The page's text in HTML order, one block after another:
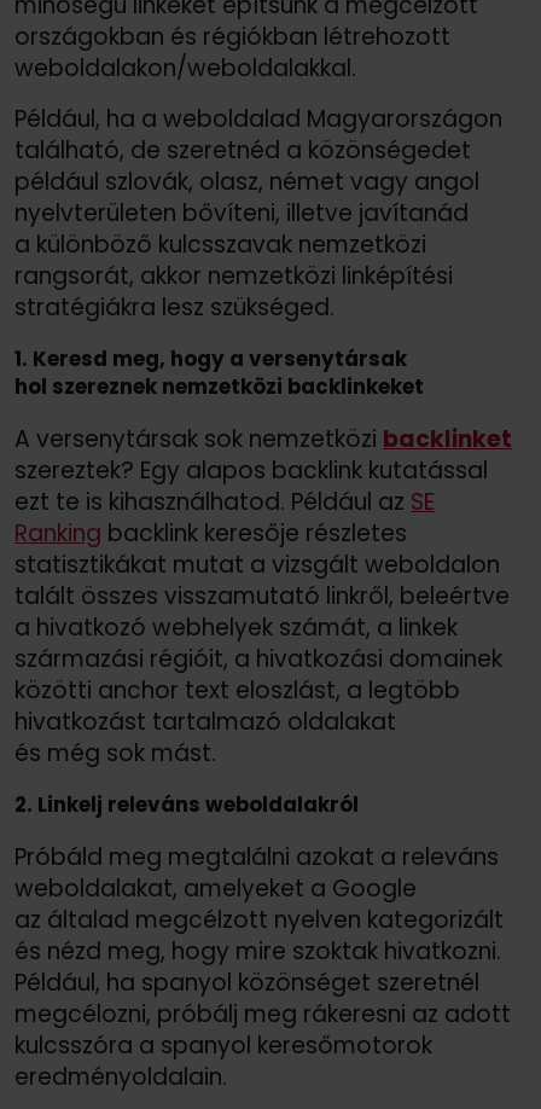
országokban és régiókban létrehozott
weboldalakon/weboldalakkal.
Például, ha a weboldalad Magyarországon
található, de szeretnéd a közönségedet
például szlovák, olasz, német vagy angol
nyelvterületen bővíteni, illetve javítanád
a különböző kulcsszavak nemzetközi
rangsorát, akkor nemzetközi linképítési
stratégiákra lesz szükséged.
1. Keresd meg, hogy a versenytársak
hol szereznek nemzetközi backlinkeket
A versenytársak sok nemzetközi backlinket
szereztek? Egy alapos backlink kutatással
ezt te is kihasználhatod. Például az SE
Ranking backlink keresője részletes
statisztikákat mutat a vizsgált weboldalon
talált összes visszamutató linkről, beleértve
a hivatkozó webhelyek számát, a linkek
származási régióit, a hivatkozási domainek
közötti anchor text eloszlást, a legtöbb
hivatkozást tartalmazó oldalakat
és még sok mást.
2. Linkelj releváns weboldalakról
Próbáld meg megtalálni azokat a releváns
weboldalakat, amelyeket a Google
az általad megcélzott nyelven kategorizált
és nézd meg, hogy mire szoktak hivatkozni.
Például, ha spanyol közönséget szeretnél
megcélozni, próbálj meg rákeresni az adott
kulcsszóra a spanyol keresőmotorok
eredményoldalain.